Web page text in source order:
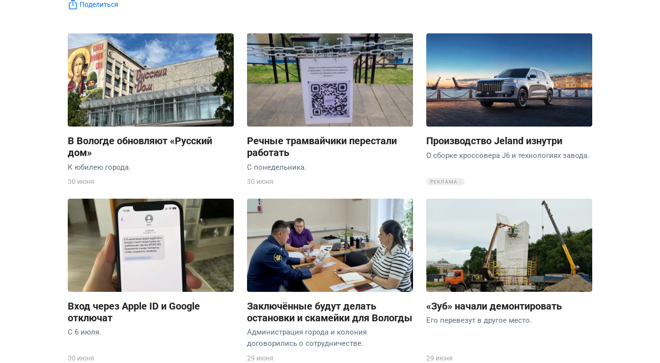
Поделиться
В Вологде обновляют «Русский
дом»
К юбилею города.
30 июня
Речные трамвайчики перестали
работать
С понедельника.
30 июня
Производство Jeland изнутри
О сборке кроссовера J6 и технологиях завода.
РЕКЛАМА
Вход через Apple ID и Google
отключат
С 6 июля.
30 июня
Заключённые будут делать
остановки и скамейки для Вологды
Администрация города и колония
договорились о сотрудничестве.
29 июня
«Зуб» начали демонтировать
Его перевезут в другое место.
29 июня